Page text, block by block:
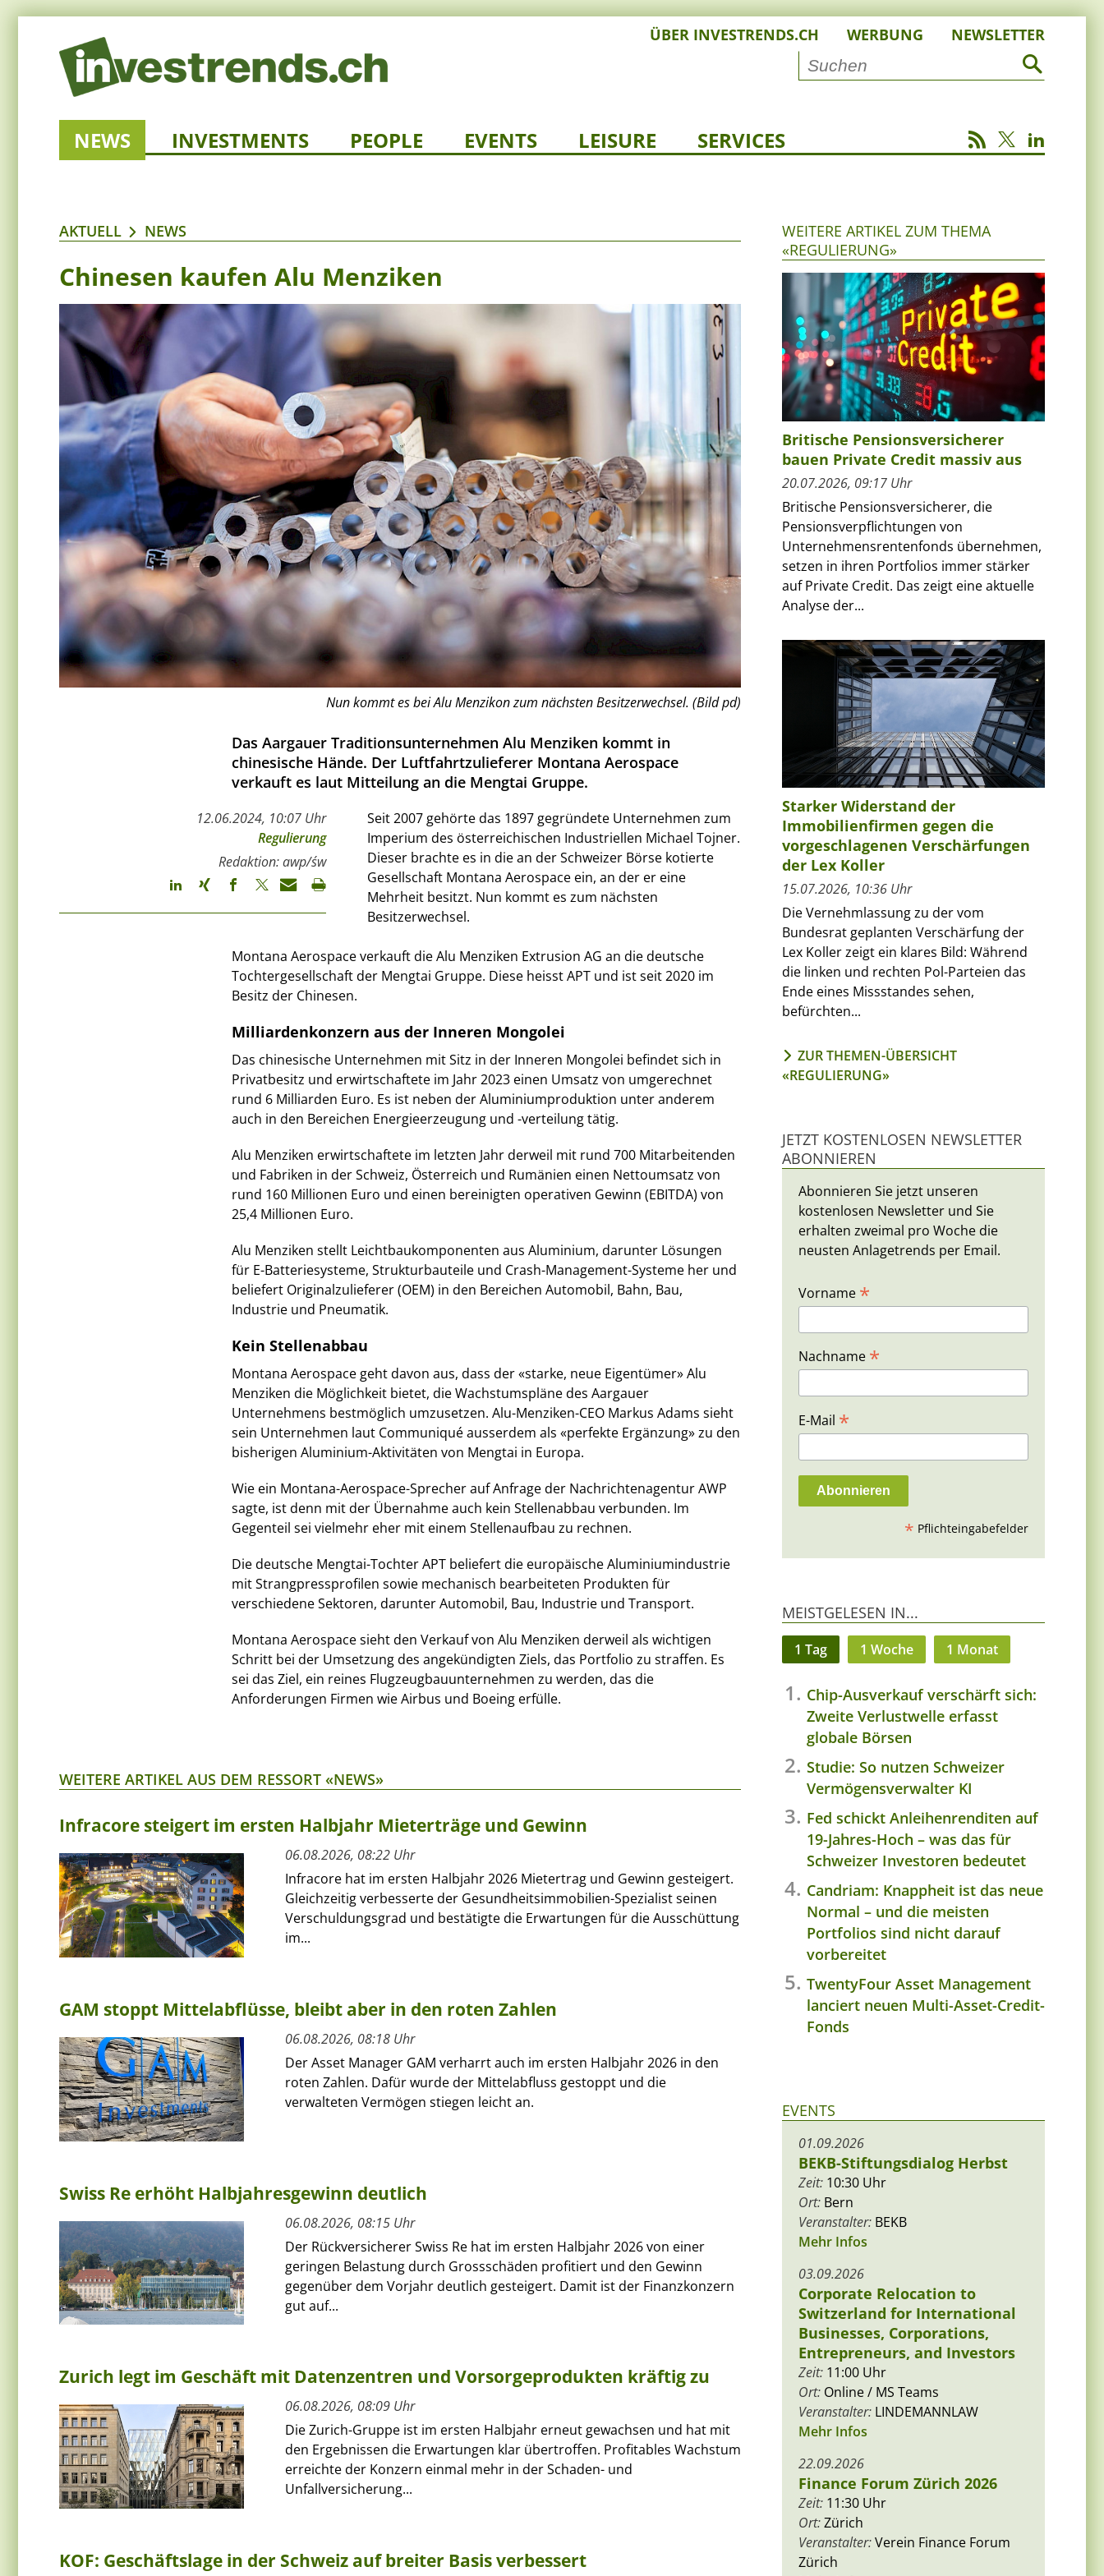
ÜBER INVESTRENDS.CH WERBUNG NEWSLETTER
NEWS INVESTMENTS PEOPLE EVENTS LEISURE SERVICES
AKTUELL NEWS
Chinesen kaufen Alu Menziken
Nun kommt es bei Alu Menzikon zum nächsten Besitzerwechsel. (Bild pd)
Das Aargauer Traditionsunternehmen Alu Menziken kommt in
chinesische Hände. Der Luftfahrtzulieferer Montana Aerospace
verkauft es laut Mitteilung an die Mengtai Gruppe.
12.06.2024, 10:07 Uhr
Regulierung
Redaktion: awp/św
Seit 2007 gehörte das 1897 gegründete Unternehmen zum
Imperium des österreichischen Industriellen Michael Tojner.
Dieser brachte es in die an der Schweizer Börse kotierte
Gesellschaft Montana Aerospace ein, an der er eine
Mehrheit besitzt. Nun kommt es zum nächsten
Besitzerwechsel.
Montana Aerospace verkauft die Alu Menziken Extrusion AG an die deutsche
Tochtergesellschaft der Mengtai Gruppe. Diese heisst APT und ist seit 2020 im
Besitz der Chinesen.
Milliardenkonzern aus der Inneren Mongolei
Das chinesische Unternehmen mit Sitz in der Inneren Mongolei befindet sich in
Privatbesitz und erwirtschaftete im Jahr 2023 einen Umsatz von umgerechnet
rund 6 Milliarden Euro. Es ist neben der Aluminiumproduktion unter anderem
auch in den Bereichen Energieerzeugung und -verteilung tätig.
Alu Menziken erwirtschaftete im letzten Jahr derweil mit rund 700 Mitarbeitenden
und Fabriken in der Schweiz, Österreich und Rumänien einen Nettoumsatz von
rund 160 Millionen Euro und einen bereinigten operativen Gewinn (EBITDA) von
25,4 Millionen Euro.
Alu Menziken stellt Leichtbaukomponenten aus Aluminium, darunter Lösungen
für E-Batteriesysteme, Strukturbauteile und Crash-Management-Systeme her und
beliefert Originalzulieferer (OEM) in den Bereichen Automobil, Bahn, Bau,
Industrie und Pneumatik.
Kein Stellenabbau
Montana Aerospace geht davon aus, dass der «starke, neue Eigentümer» Alu
Menziken die Möglichkeit bietet, die Wachstumspläne des Aargauer
Unternehmens bestmöglich umzusetzen. Alu-Menziken-CEO Markus Adams sieht
sein Unternehmen laut Communiqué ausserdem als «perfekte Ergänzung» zu den
bisherigen Aluminium-Aktivitäten von Mengtai in Europa.
Wie ein Montana-Aerospace-Sprecher auf Anfrage der Nachrichtenagentur AWP
sagte, ist denn mit der Übernahme auch kein Stellenabbau verbunden. Im
Gegenteil sei vielmehr eher mit einem Stellenaufbau zu rechnen.
Die deutsche Mengtai-Tochter APT beliefert die europäische Aluminiumindustrie
mit Strangpressprofilen sowie mechanisch bearbeiteten Produkten für
verschiedene Sektoren, darunter Automobil, Bau, Industrie und Transport.
Montana Aerospace sieht den Verkauf von Alu Menziken derweil als wichtigen
Schritt bei der Umsetzung des angekündigten Ziels, das Portfolio zu straffen. Es
sei das Ziel, ein reines Flugzeugbauunternehmen zu werden, das die
Anforderungen Firmen wie Airbus und Boeing erfülle.
WEITERE ARTIKEL AUS DEM RESSORT «NEWS»
Infracore steigert im ersten Halbjahr Mieterträge und Gewinn
06.08.2026, 08:22 Uhr
Infracore hat im ersten Halbjahr 2026 Mietertrag und Gewinn gesteigert.
Gleichzeitig verbesserte der Gesundheitsimmobilien-Spezialist seinen
Verschuldungsgrad und bestätigte die Erwartungen für die Ausschüttung
im...
GAM stoppt Mittelabflüsse, bleibt aber in den roten Zahlen
06.08.2026, 08:18 Uhr
Der Asset Manager GAM verharrt auch im ersten Halbjahr 2026 in den
roten Zahlen. Dafür wurde der Mittelabfluss gestoppt und die
verwalteten Vermögen stiegen leicht an.
Swiss Re erhöht Halbjahresgewinn deutlich
06.08.2026, 08:15 Uhr
Der Rückversicherer Swiss Re hat im ersten Halbjahr 2026 von einer
geringen Belastung durch Grossschäden profitiert und den Gewinn
gegenüber dem Vorjahr deutlich gesteigert. Damit ist der Finanzkonzern
gut auf...
Zurich legt im Geschäft mit Datenzentren und Vorsorgeprodukten kräftig zu
06.08.2026, 08:09 Uhr
Die Zurich-Gruppe ist im ersten Halbjahr erneut gewachsen und hat mit
den Ergebnissen die Erwartungen klar übertroffen. Profitables Wachstum
erreichte der Konzern einmal mehr in der Schaden- und
Unfallversicherung...
KOF: Geschäftslage in der Schweiz auf breiter Basis verbessert
WEITERE ARTIKEL ZUM THEMA
«REGULIERUNG»
Britische Pensionsversicherer
bauen Private Credit massiv aus
20.07.2026, 09:17 Uhr
Britische Pensionsversicherer, die
Pensionsverpflichtungen von
Unternehmensrentenfonds übernehmen,
setzen in ihren Portfolios immer stärker
auf Private Credit. Das zeigt eine aktuelle
Analyse der...
Starker Widerstand der
Immobilienfirmen gegen die
vorgeschlagenen Verschärfungen
der Lex Koller
15.07.2026, 10:36 Uhr
Die Vernehmlassung zu der vom
Bundesrat geplanten Verschärfung der
Lex Koller zeigt ein klares Bild: Während
die linken und rechten Pol-Parteien das
Ende eines Missstandes sehen,
befürchten...
ZUR THEMEN-ÜBERSICHT
«REGULIERUNG»
JETZT KOSTENLOSEN NEWSLETTER
ABONNIEREN
Abonnieren Sie jetzt unseren
kostenlosen Newsletter und Sie
erhalten zweimal pro Woche die
neusten Anlagetrends per Email.
Vorname *
Nachname *
E-Mail *
* Pflichteingabefelder
MEISTGELESEN IN...
1 Tag 1 Woche 1 Monat
Chip-Ausverkauf verschärft sich:
Zweite Verlustwelle erfasst
globale Börsen
Studie: So nutzen Schweizer
Vermögensverwalter KI
Fed schickt Anleihenrenditen auf
19-Jahres-Hoch – was das für
Schweizer Investoren bedeutet
Candriam: Knappheit ist das neue
Normal – und die meisten
Portfolios sind nicht darauf
vorbereitet
TwentyFour Asset Management
lanciert neuen Multi-Asset-Credit-
Fonds
EVENTS
01.09.2026
BEKB-Stiftungsdialog Herbst
Zeit: 10:30 Uhr
Ort: Bern
Veranstalter: BEKB
Mehr Infos
03.09.2026
Corporate Relocation to
Switzerland for International
Businesses, Corporations,
Entrepreneurs, and Investors
Zeit: 11:00 Uhr
Ort: Online / MS Teams
Veranstalter: LINDEMANNLAW
Mehr Infos
22.09.2026
Finance Forum Zürich 2026
Zeit: 11:30 Uhr
Ort:Zürich
Veranstalter:Verein Finance Forum
Zürich